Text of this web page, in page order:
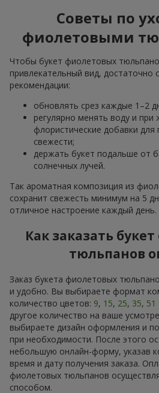
Советы по
фиолетовыми
Чтобы букет фиолетовых
привлекательный вид, достаточно
рекомендации:
обновлять срез каждые 1–2
регулярно менять воду и при
флористические добавки для
свежести;
держать букет подальше от
солнечных лучей.
Так ароматная композиция из
сохранит свежесть минимум на 5
отличное настроение каждый день.
Как заказать
тюльпанов
Заказ букета фиолетовых
и удобно. Вы выбираете формат
количество цветов: 9, 15, 25, 35, 51
другое количество на ваше
выбираете дизайн оформления и
при необходимости. После этого
небольшую онлайн-форму, указав
время и дату получения заказа.
фиолетовых тюльпанов
способом.